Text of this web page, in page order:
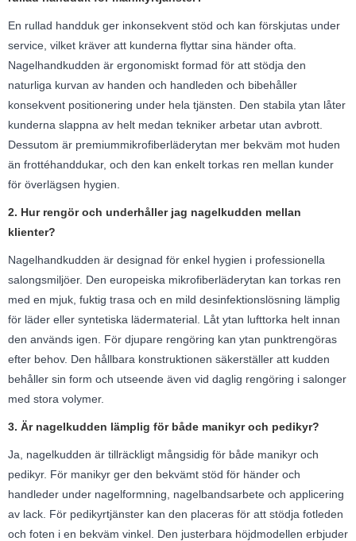
En rullad handduk ger inkonsekvent stöd och kan förskjutas under
service, vilket kräver att kunderna flyttar sina händer ofta.
Nagelhandkudden är ergonomiskt formad för att stödja den
naturliga kurvan av handen och handleden och bibehåller
konsekvent positionering under hela tjänsten. Den stabila ytan låter
kunderna slappna av helt medan tekniker arbetar utan avbrott.
Dessutom är premiummikrofiberläderytan mer bekväm mot huden
än frottéhanddukar, och den kan enkelt torkas ren mellan kunder
för överlägsen hygien.
2. Hur rengör och underhåller jag nagelkudden mellan
klienter?
Nagelhandkudden är designad för enkel hygien i professionella
salongsmiljöer. Den europeiska mikrofiberläderytan kan torkas ren
med en mjuk, fuktig trasa och en mild desinfektionslösning lämplig
för läder eller syntetiska lädermaterial. Låt ytan lufttorka helt innan
den används igen. För djupare rengöring kan ytan punktrengöras
efter behov. Den hållbara konstruktionen säkerställer att kudden
behåller sin form och utseende även vid daglig rengöring i salonger
med stora volymer.
3. Är nagelkudden lämplig för både manikyr och pedikyr?
Ja, nagelkudden är tillräckligt mångsidig för både manikyr och
pedikyr. För manikyr ger den bekvämt stöd för händer och
handleder under nagelformning, nagelbandsarbete och applicering
av lack. För pedikyrtjänster kan den placeras för att stödja fotleden
och foten i en bekväm vinkel. Den justerbara höjdmodellen erbjuder